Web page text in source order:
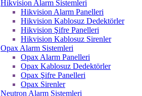
Hikvision Alarm Sistemleri
Hikvision Alarm Panelleri
Hikvision Kablosuz Dedektörler
Hikvision Şifre Panelleri
Hikvision Kablosuz Sirenler
Opax Alarm Sistemleri
Opax Alarm Panelleri
Opax Kablosuz Dedektörler
Opax Şifre Panelleri
Opax Sirenler
Neutron Alarm Sistemleri